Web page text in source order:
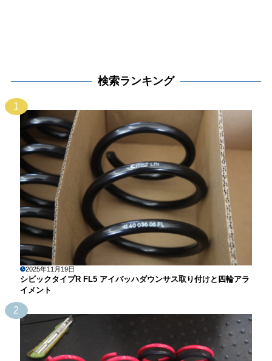
検索ランキング
1
2025年11月19日
シビックタイプR FL5 アイバッハダウンサス取り付けと四輪アラ
イメント
2